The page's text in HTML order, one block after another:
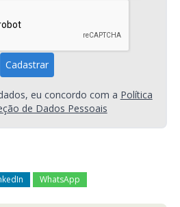
eu concordo com a Política
de Dados Pessoais
WhatsApp